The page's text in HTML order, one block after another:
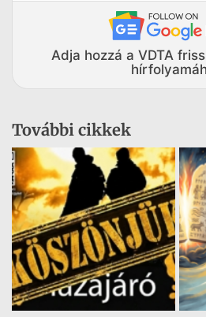
Adja hozzá a VDTA
További cikkek